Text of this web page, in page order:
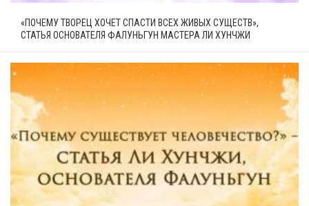
«ПОЧЕМУ ТВОРЕЦ ХОЧЕТ СПАСТИ ВСЕХ ЖИВЫХ СУЩЕСТВ»,
СТАТЬЯ ОСНОВАТЕЛЯ ФАЛУНЬГУН МАСТЕРА ЛИ ХУНЧЖИ